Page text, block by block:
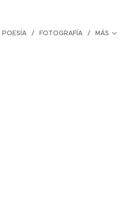
POESÍA FOTOGRAFÍA MÁS